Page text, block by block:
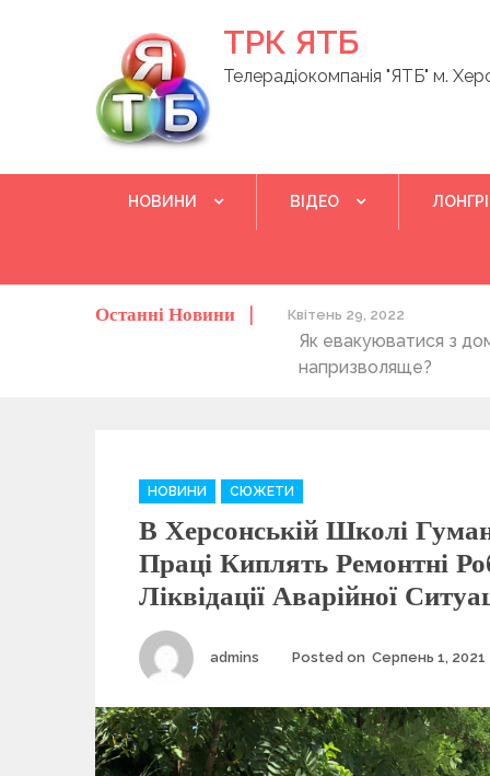
ТРК ЯТБ
Телерадіокомпанія "ЯТБ" м.
НОВИНИ ВІДЕО
Останні Новини
та жителів області Квітень 29, 2022
Як евакуюватися з
напризволяще?
C
a
e
g
o
i
e
НОВИНИ СЮЖЕТИ
В Херсонській Школі
Праці Киплять Ремонтні
Ліквідації Аварійної
Author
admins Posted on Серпень 1, 2021